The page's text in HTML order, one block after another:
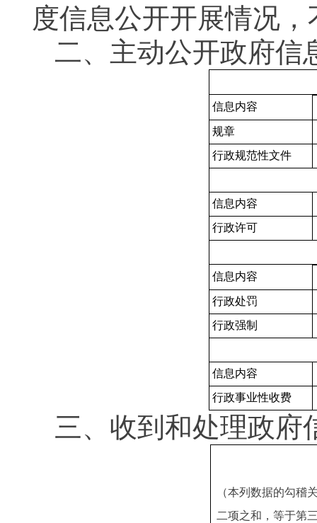
度信息公开开展情况
二、主动公开政府信
信息内容
规章
行政规范性文件
信息内容
行政许可
信息内容
行政处罚
行政强制
信息内容
行政事业性收费
三、收到和处理政府
（本列数据的勾稽
二项之和，等于第